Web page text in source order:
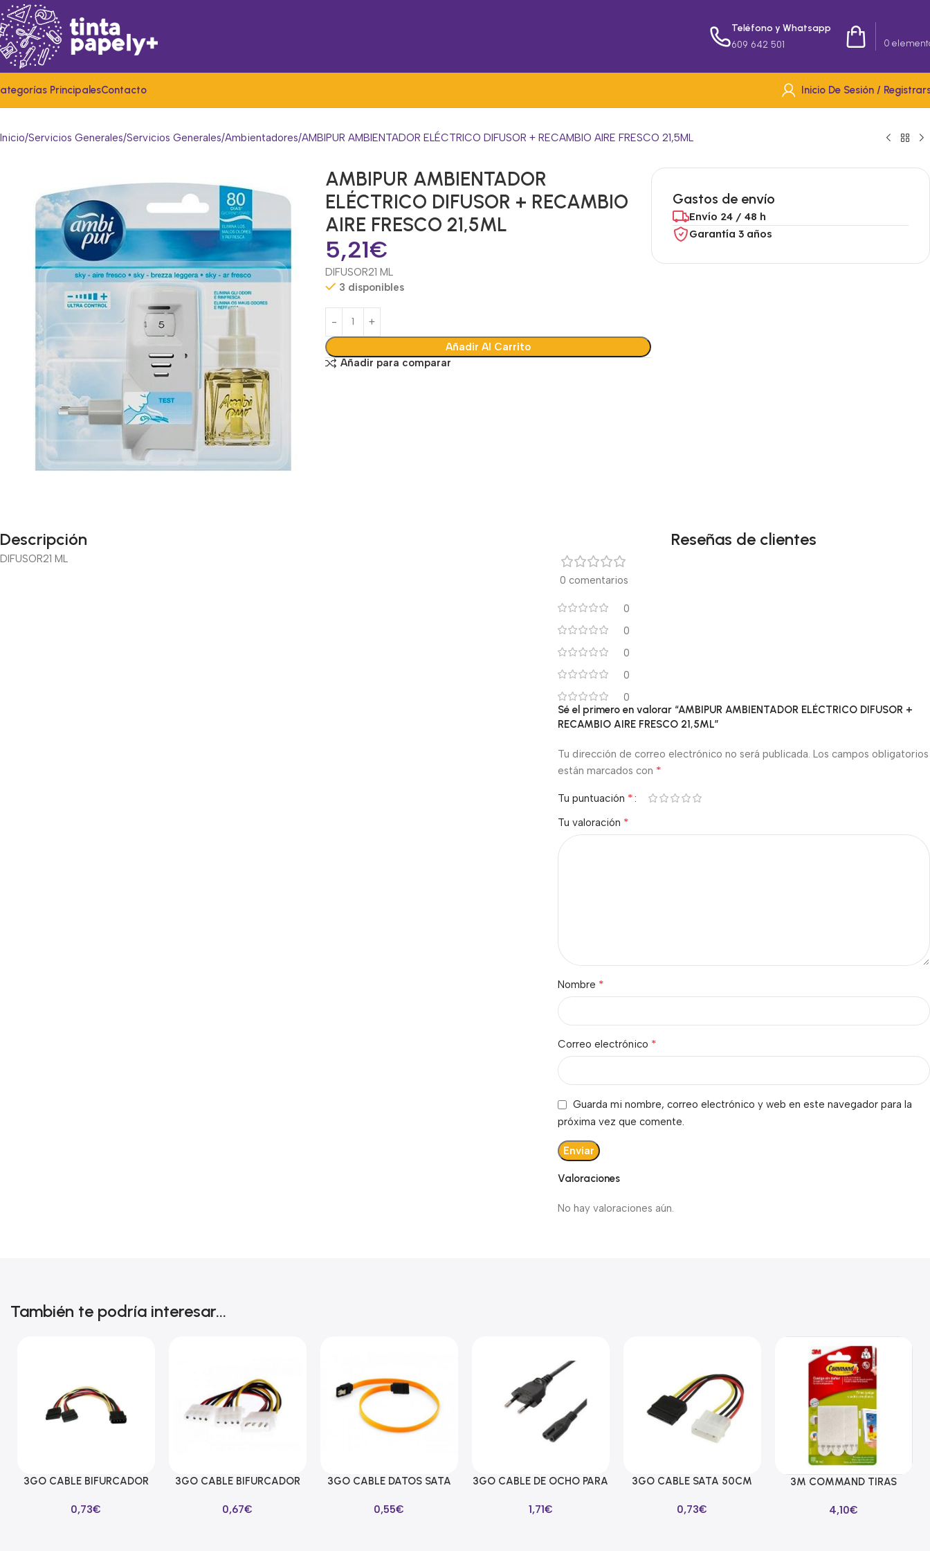
Teléfono y Whatsapp
609 642 501 0
PrincipalesContacto Inicio De Sesión /
Inicio Servicios Generales Servicios Generales Ambientadores AMBIPUR AMBIENTADOR ELÉCTRICO DIFUSOR + RECAMBIO AIRE FRESCO 21,5ML
AMBIPUR AMBIENTADOR
ELÉCTRICO DIFUSOR + RECAMBIO
AIRE FRESCO 21,5ML
5,21€
DIFUSOR21 ML
3 disponibles
Añadir Al Carrito
Añadir para comparar
Gastos de envío
Envío 24 / 48 h
Garantía 3 años
Descripción
DIFUSOR21 ML
Reseñas de clientes
0 comentarios
0
0
0
0
0
Valoraciones
No hay valoraciones aún.
Sé el primero en valorar “AMBIPUR AMBIENTADOR ELÉCTRICO DIFUSOR +
RECAMBIO AIRE FRESCO 21,5ML”
Tu dirección de correo electrónico no será publicada. Los campos obligatorios
están marcados con *
Tu puntuación *
Tu valoración *
Nombre *
Correo electrónico *
Guarda mi nombre, correo electrónico y web en este navegador para la
próxima vez que comente.
También te podría interesar...
Añadir Al Carrito
3GO CABLE BIFURCADOR
0,73€
Añadir Al Carrito
3GO CABLE BIFURCADOR
0,67€
Añadir Al Carrito
3GO CABLE DATOS SATA
AMARILLO
0,55€
Añadir Al Carrito
3GO CABLE DE OCHO PARA
1,71€
Añadir Al Carrito
3GO CABLE SATA 50CM
0,73€
Añadir Al Carrito
3M COMMAND TIRAS
BLANCAS MEDIANAS
4,10€